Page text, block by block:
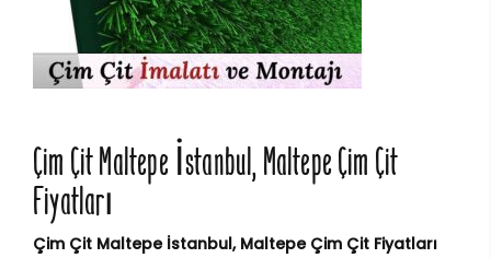
Çim Çit Maltepe İstanbul, Maltepe Çim Çit
Fiyatları
Çim Çit Maltepe İstanbul, Maltepe Çim Çit Fiyatları